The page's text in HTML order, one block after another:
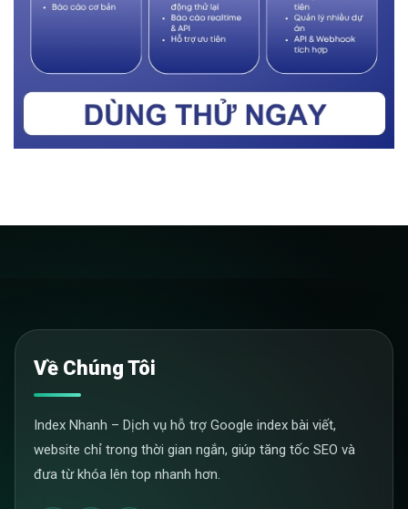
Về Chúng Tôi
Index Nhanh – Dịch vụ hỗ trợ Google index bài viết,
website chỉ trong thời gian ngắn, giúp tăng tốc SEO và
đưa từ khóa lên top nhanh hơn.